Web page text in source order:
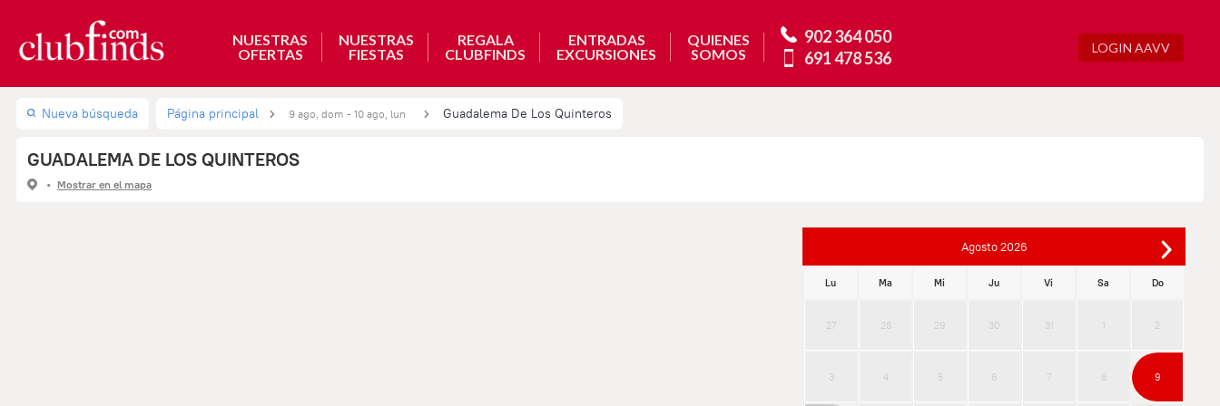
NUESTRAS
OFERTAS
NUESTRAS
FIESTAS
REGALA
CLUBFINDS
ENTRADAS
EXCURSIONES
QUIENES
SOMOS
902 364 050
691 478 536
LOGIN AAVV
Nueva búsqueda Página principal 9 ago, dom - 10 ago, lun Guadalema De Los Quinteros
GUADALEMA DE LOS QUINTEROS
Mostrar en el mapa
Agosto 2026
Lu Ma Mi Ju Vi Sa Do
27 28 29 30 31 1 2
3 4 5 6 7 8 9